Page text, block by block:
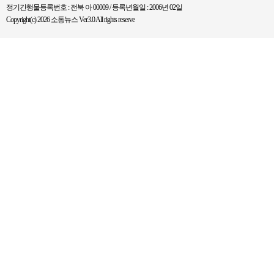
정기간행물등록번호 : 전북 아 00009 / 등록년월일 : 2006년 02일
Copyright(c) 2026 소통뉴스 Ver3.0 All rights reserve